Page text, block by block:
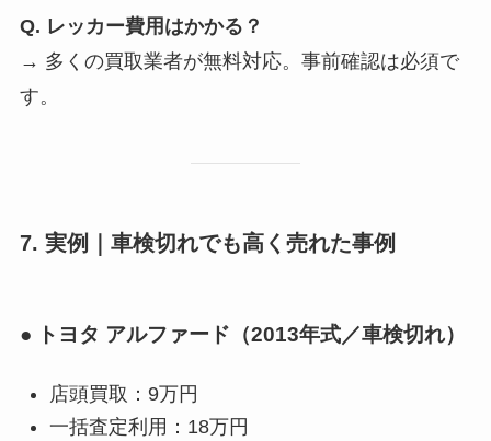
Q. レッカー費用はかかる？
→ 多くの買取業者が無料対応。事前確認は必須で
す。
7. 実例｜車検切れでも高く売れた事例
● トヨタ アルファード（2013年式／車検切れ）
店頭買取：9万円
一括査定利用：18万円